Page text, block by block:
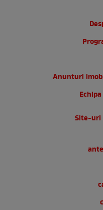
Anunturi
Site-uri